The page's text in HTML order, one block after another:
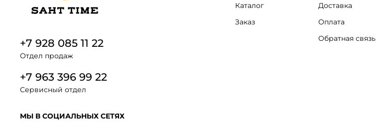
Каталог
Заказ
Доставка
Оплата
Обратная связь
+7 928 085 11 22
Отдел продаж
+7 963 396 99 22
Сервисный отдел
МЫ В СОЦИАЛЬНЫХ СЕТЯХ